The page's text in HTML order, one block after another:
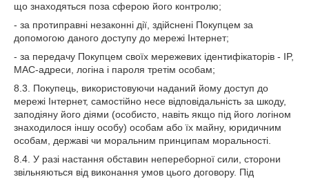
що знаходяться поза сферою його контролю;
- за протиправні незаконні дії, здійснені Покупцем за
допомогою даного доступу до мережі Інтернет;
- за передачу Покупцем своїх мережевих ідентифікаторів - IP,
MAC-адреси, логіна і пароля третім особам;
8.3. Покупець, використовуючи наданий йому доступ до
мережі Інтернет, самостійно несе відповідальність за шкоду,
заподіяну його діями (особисто, навіть якщо під його логіном
знаходилося іншу особу) особам або їх майну, юридичним
особам, державі чи моральним принципам моральності.
8.4. У разі настання обставин непереборної сили, сторони
звільняються від виконання умов цього договору. Під